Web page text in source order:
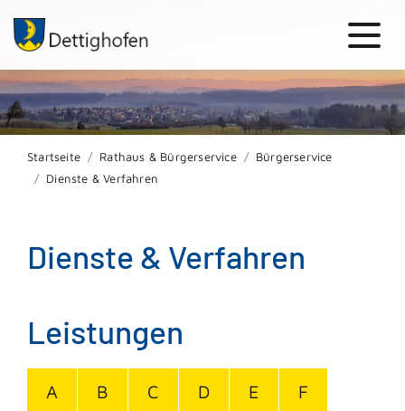
Startseite Rathaus & Bürgerservice
Bürgerservice
Dienste & Verfahren
Dienste & Verfahren
Leistungen
A B C D E F